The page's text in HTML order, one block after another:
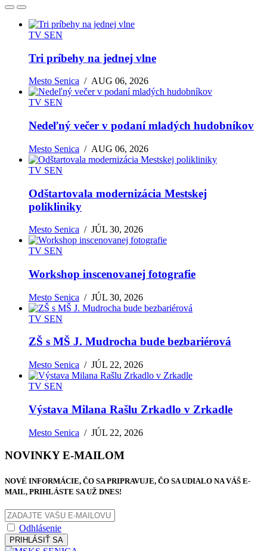
TV SEN
Tri príbehy na jednej vlne
Mesto Senica /AUG 06, 2026
TV SEN
Nedeľný večer v podaní mladých hudobníkov
Mesto Senica /AUG 06, 2026
TV SEN
Odštartovala modernizácia Mestskej
polikliniky
Mesto Senica /JÚL 30, 2026
TV SEN
Workshop inscenovanej fotografie
Mesto Senica /JÚL 30, 2026
TV SEN
ZŠ s MŠ J. Mudrocha bude bezbariérová
Mesto Senica /JÚL 22, 2026
TV SEN
Výstava Milana Rašlu Zrkadlo v Zrkadle
Mesto Senica /JÚL 22, 2026
NOVINKY E-MAILOM
NOVÉ INFORMÁCIE, ČO SA PRIPRAVUJE, ČO SA UDIALO NA VÁŠ E-
MAIL, PRIHLÁSTE SA UŽ DNES!
Odhlásenie
PRIHLÁSIŤ SA